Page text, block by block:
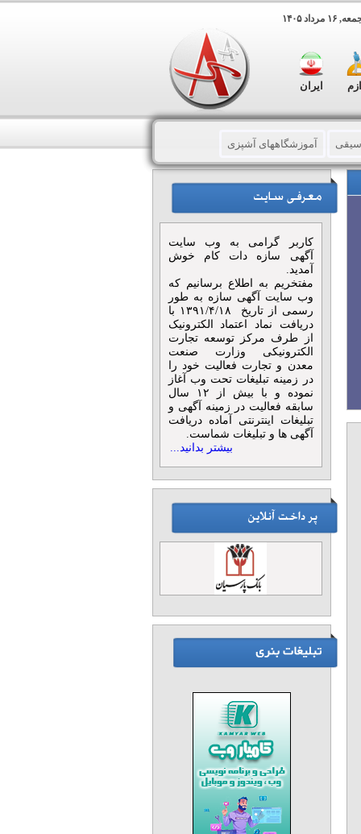
مرداد ۱۴۰۵
ایران
آموزشگاههای آشپزی
آشپزی
کتابهای آموزشی
کاربر گرامی به وب سایت
آگهی سازه دات کام خوش
آمدید.
مفتخریم به اطلاع برسانیم که
وب سایت آگهی سازه به طور
رسمی از تاریخ ۱۳۹۱/۴/۱۸ با
دریافت نماد اعتماد الکترونیک
از طرف مرکز توسعه تجارت
الکترونیکی وزارت صنعت
معدن و تجارت فعالیت خود را
در زمینه تبلیغات تحت وب آغاز
نموده و با بیش از ۱۲ سال
سابقه فعالیت در زمینه آگهی و
تبلیغات اینترنتی آماده دریافت
آگهی ها و تبلیغات شماست.
بیشتر بدانید...